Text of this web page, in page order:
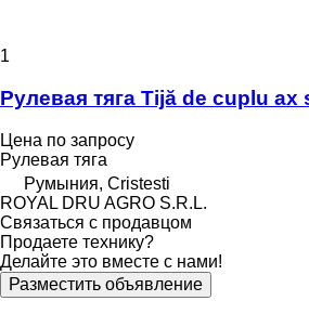
1
Рулевая тяга Tijă de cuplu
Цена по запросу
Рулевая тяга
Румыния, Cristesti
ROYAL DRU AGRO S.R.L.
Связаться с продавцом
Продаете технику?
Делайте это вместе с нами!
Разместить объявление